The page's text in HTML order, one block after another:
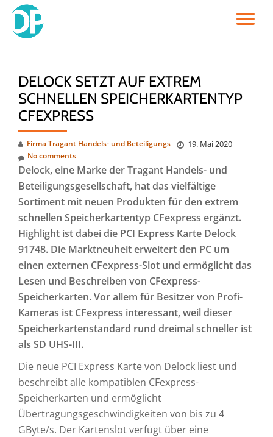
Skip
DELOCK SETZT AUF EXTREM
SCHNELLEN SPEICHERKARTENTYP
CFEXPRESS
Firma Tragant Handels- und Beteiligungs 19. Mai 2020
No comments
Delock, eine Marke der Tragant Handels- und
Beteiligungsgesellschaft, hat das vielfältige
Sortiment mit neuen Produkten für den extrem
schnellen Speicherkartentyp CFexpress ergänzt.
Highlight ist dabei die PCI Express Karte Delock
91748. Die Marktneuheit erweitert den PC um
einen externen CFexpress-Slot und ermöglicht das
Lesen und Beschreiben von CFexpress-
Speicherkarten. Vor allem für Besitzer von Profi-
Kameras ist CFexpress interessant, weil dieser
Speicherkartenstandard rund dreimal schneller ist
als SD UHS-III.
Die neue PCI Express Karte von Delock liest und
beschreibt alle kompatiblen CFexpress-
Speicherkarten und ermöglicht
Übertragungsgeschwindigkeiten von bis zu 4
GByte/s. Der Kartenslot verfügt über eine